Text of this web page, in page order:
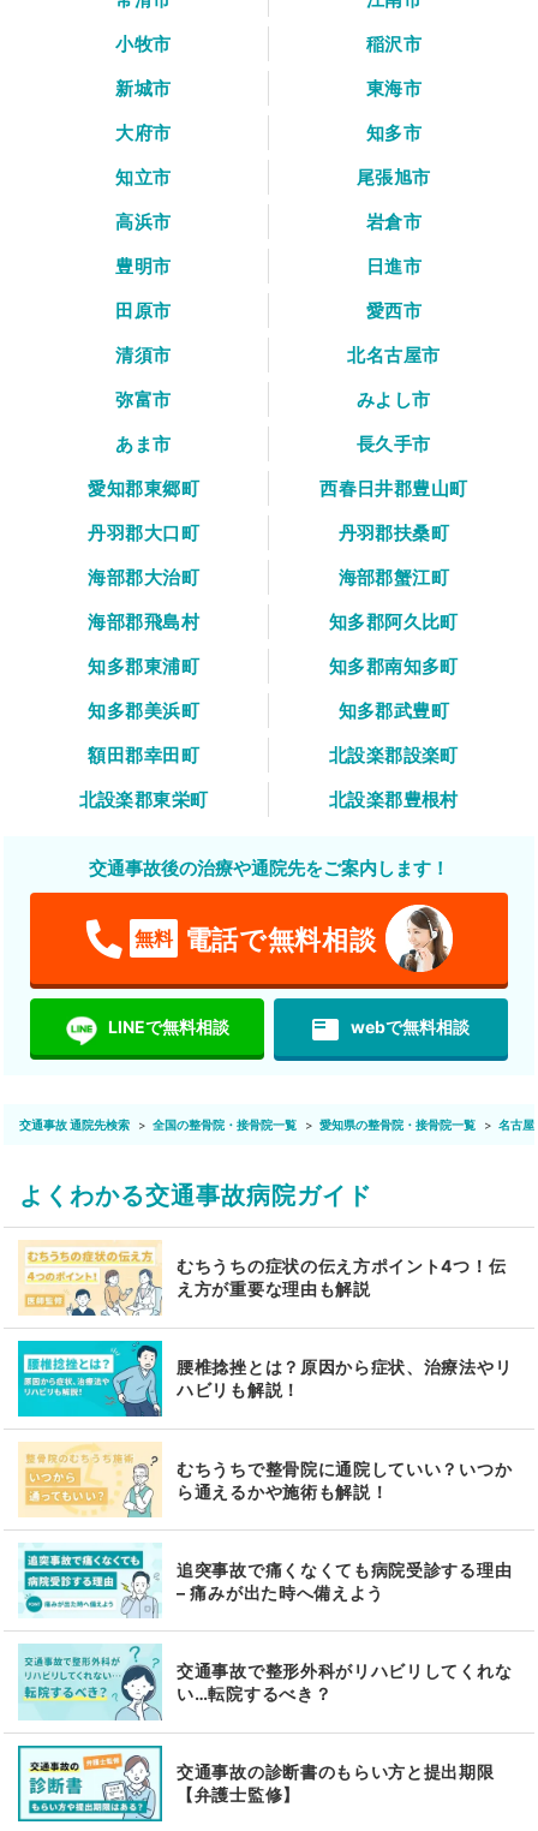
小牧市
稲沢市
新城市
東海市
大府市
知多市
知立市
尾張旭市
高浜市
岩倉市
豊明市
日進市
田原市
愛西市
清須市
北名古屋市
弥富市
みよし市
あま市
長久手市
愛知郡東郷町
西春日井郡豊山町
丹羽郡大口町
丹羽郡扶桑町
海部郡大治町
海部郡蟹江町
海部郡飛島村
知多郡阿久比町
知多郡東浦町
知多郡南知多町
知多郡美浜町
知多郡武豊町
額田郡幸田町
北設楽郡設楽町
北設楽郡東栄町
北設楽郡豊根村
交通事故後の治療や通院先をご案内します！
無料 電話で無料相談
LINEで無料相談 featured_play_list webで無料相談
交通事故 通院先検索 全国の整骨院・接骨院一覧 愛知県の整骨院・接骨院一覧 名古屋
よくわかる交通事故病院ガイド
むちうちの症状の伝え方ポイント4つ！伝
え方が重要な理由も解説
腰椎捻挫とは？原因から症状、治療法やリ
ハビリも解説！
むちうちで整骨院に通院していい？いつか
ら通えるかや施術も解説！
追突事故で痛くなくても病院受診する理由
– 痛みが出た時へ備えよう
交通事故で整形外科がリハビリしてくれな
い…転院するべき？
交通事故の診断書のもらい方と提出期限
【弁護士監修】